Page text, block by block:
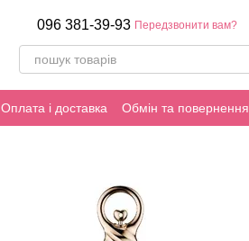
096 381-39-93 Передзвонити вам?
Оплата і доставка Обмін та повернення